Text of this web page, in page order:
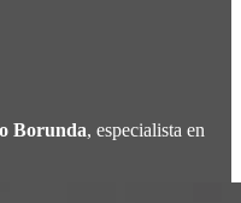
Borunda, especialista en